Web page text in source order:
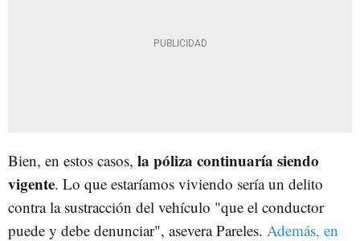
Bien, en estos casos, la póliza continuaría siendo
vigente. Lo que estaríamos viviendo sería un delito
contra la sustracción del vehículo "que el conductor
puede y debe denunciar", asevera Pareles. Además, en